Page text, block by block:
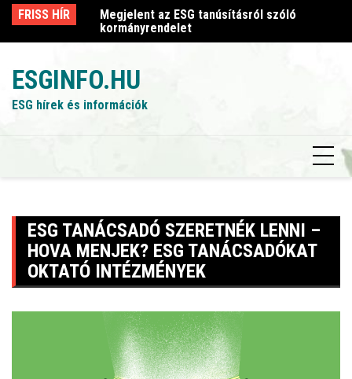
Skip
content
FRISS HÍR
szóló
Megjelent az ESG tanúsításról szóló
kormányrendelet
ESGINFO.HU
ESG hírek és információk
ESG TANÁCSADÓ SZERETNÉK LENNI –
HOVA MENJEK? ESG TANÁCSADÓKAT
OKTATÓ INTÉZMÉNYEK